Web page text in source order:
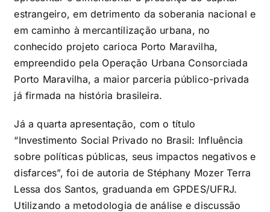
estrangeiro, em detrimento da soberania nacional e
em caminho à mercantilização urbana, no
conhecido projeto carioca Porto Maravilha,
empreendido pela Operação Urbana Consorciada
Porto Maravilha, a maior parceria público-privada
já firmada na história brasileira.
Já a quarta apresentação, com o título
“Investimento Social Privado no Brasil: Influência
sobre políticas públicas, seus impactos negativos e
disfarces”, foi de autoria de Stéphany Mozer Terra
Lessa dos Santos, graduanda em GPDES/UFRJ.
Utilizando a metodologia de análise e discussão